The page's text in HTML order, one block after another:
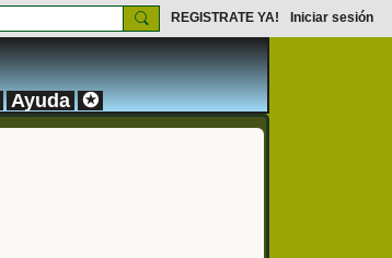
REGISTRATE YA! Iniciar sesión
Ayuda ✪